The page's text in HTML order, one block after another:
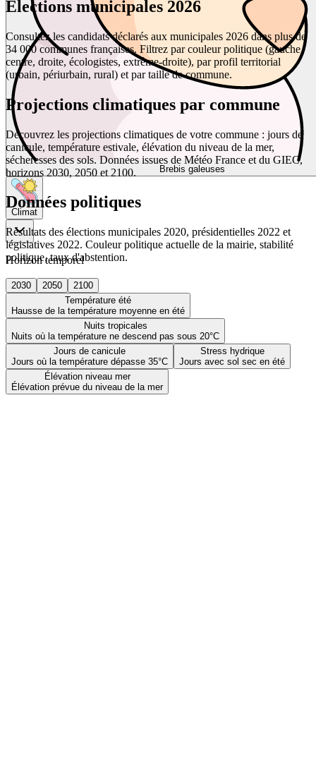
Brebis galeuses
Climat
Horizon temporel
2030 2050
2100
Température été
Hausse de la température moyenne en été
Nuits tropicales
Nuits où la température ne descend pas sous 20°C
Jours de canicule
Jours où la température dépasse 35°C
Stress hydrique
Jours avec sol sec en été
Élévation niveau mer
Élévation prévue du niveau de la mer
Élections municipales 2026
Consultez les candidats déclarés aux municipales 2026 dans plus de
34 000 communes françaises. Filtrez par couleur politique (gauche,
centre, droite, écologistes, extrême-droite), par profil territorial
(urbain, périurbain, rural) et par taille de commune.
Projections climatiques par commune
Découvrez les projections climatiques de votre commune : jours de
canicule, température estivale, élévation du niveau de la mer,
sécheresses des sols. Données issues de Météo France et du GIEC,
horizons 2030, 2050 et 2100.
Données politiques
Résultats des élections municipales 2020, présidentielles 2022 et
législatives 2022. Couleur politique actuelle de la mairie, stabilité
politique, taux d'abstention.